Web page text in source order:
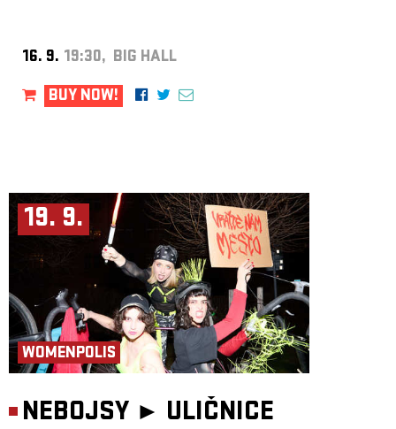
16. 9. 19:30, BIG HALL
BUY NOW!
19. 9.
WOMENPOLIS
NEBOJSY ► ULIČNICE